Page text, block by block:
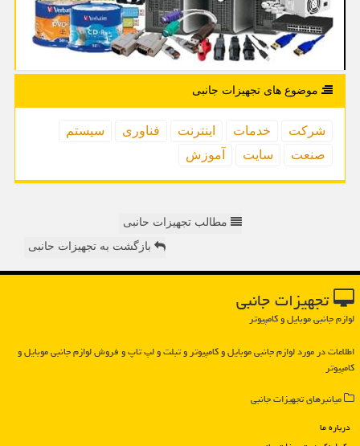
موضوع های تجهیزات جانبی
شركت خدمات اینترنت فناوری
سیستم
صنعت
سایت آموزش
مطالب تجهیزات حانبی
بازگشت به تجهیزات حانبی
تجهیزات جانبی
لوازم جانبی موبایل و کامپیوتر
اطلاعات در مورد لوازم جانبی موبایل و كامپیوتر و تبلت و لپ تاپ و فروش لوازم جانبی موبایل و
كامپیوتر
میانبرهای تجهیزات جانبی
درباره ما